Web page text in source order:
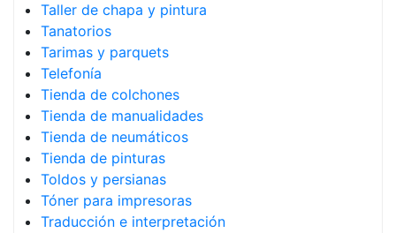
Taller de chapa y pintura
Tanatorios
Tarimas y parquets
Telefonía
Tienda de colchones
Tienda de manualidades
Tienda de neumáticos
Tienda de pinturas
Toldos y persianas
Tóner para impresoras
Traducción e interpretación